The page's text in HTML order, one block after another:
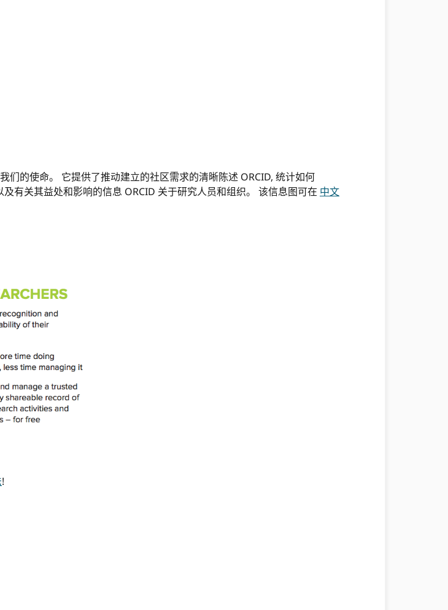
们的使命。 它提供了推动建立的社区需求的清晰陈述 ORCID, 统计如何
有关其益处和影响的信息 ORCID 关于研究人员和组织。 该信息图可在 中文
!